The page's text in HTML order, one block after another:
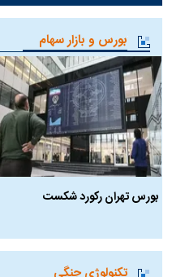
بورس و بازار سهام
بورس تهران رکورد شکست